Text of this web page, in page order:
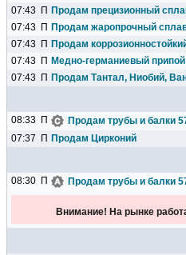
07:43
П Продам прецизионный
07:43 П Продам жаропрочный
07:43
П Продам
07:43 П Медно-германиевый
07:43
П Продам Тантал, Ниобий,
08:33 П Продам трубы и балки
07:37
П Продам Цирконий
08:30 П Продам трубы и балки
Внимание! На рынке